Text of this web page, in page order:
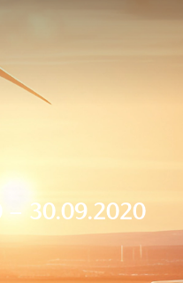
30.09.2020